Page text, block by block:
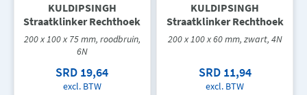
KULDIPSINGH
Straatklinker Rechthoek
200 x 100 x 75 mm, roodbruin,
6N
SRD 19,64
excl. BTW
KULDIPSINGH
Straatklinker Rechthoek
200 x 100 x 60 mm, zwart, 4N
SRD 11,94
excl. BTW